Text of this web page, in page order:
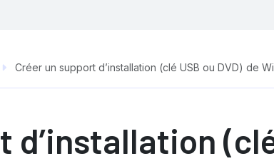
Créer un support d’installation (clé USB ou DVD) de